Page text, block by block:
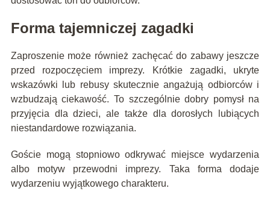
Forma tajemniczej zagadki
Zaproszenie może również zachęcać do zabawy jeszcze
przed rozpoczęciem imprezy. Krótkie zagadki, ukryte
wskazówki lub rebusy skutecznie angażują odbiorców i
wzbudzają ciekawość. To szczególnie dobry pomysł na
przyjęcia dla dzieci, ale także dla dorosłych lubiących
niestandardowe rozwiązania.
Goście mogą stopniowo odkrywać miejsce wydarzenia
albo motyw przewodni imprezy. Taka forma dodaje
wydarzeniu wyjątkowego charakteru.